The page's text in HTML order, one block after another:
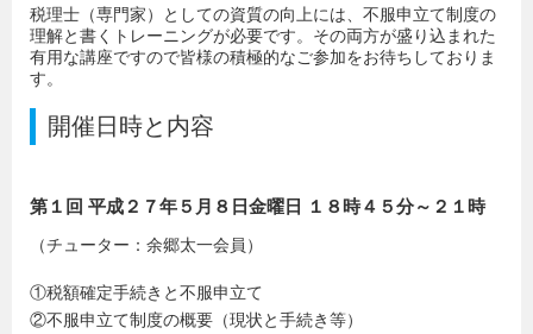
税理士（専門家）としての資質の向上には、不服申立て制度の
理解と書くトレーニングが必要です。その両方が盛り込まれた
有用な講座ですので皆様の積極的なご参加をお待ちしておりま
す。
開催日時と内容
第１回 平成２７年５月８日金曜日 １８時４５分～２１時
（チューター：余郷太一会員）
①税額確定手続きと不服申立て
②不服申立て制度の概要（現状と手続き等）